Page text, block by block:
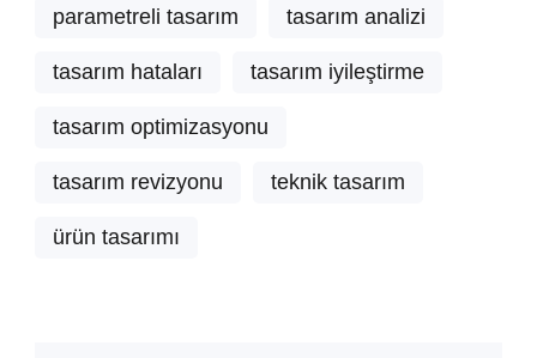
parametreli tasarım tasarım analizi
tasarım hataları tasarım iyileştirme
tasarım optimizasyonu
tasarım revizyonu teknik tasarım
ürün tasarımı